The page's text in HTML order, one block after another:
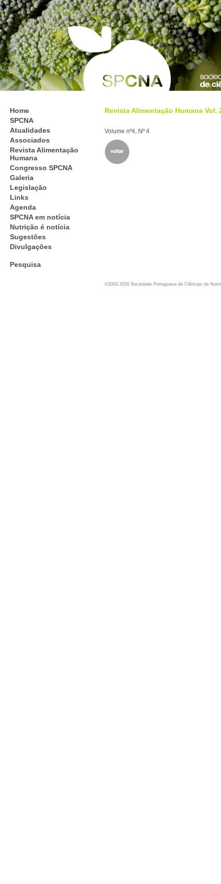
Home
SPCNA
Atualidades
Associados
Revista Alimentação
Humana
Congresso SPCNA
Galeria
Legislação
Links
Agenda
SPCNA em notícia
Nutrição é notícia
Sugestões
Divulgações
Pesquisa
Revista Alimentação Humana Vol.
Volume nº4, Nº 4
©2002-2026 Sociedade Portuguesa de Ciências da